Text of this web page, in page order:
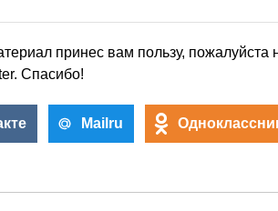
принес вам пользу, пожалуйста
Спасибо!
Mailru